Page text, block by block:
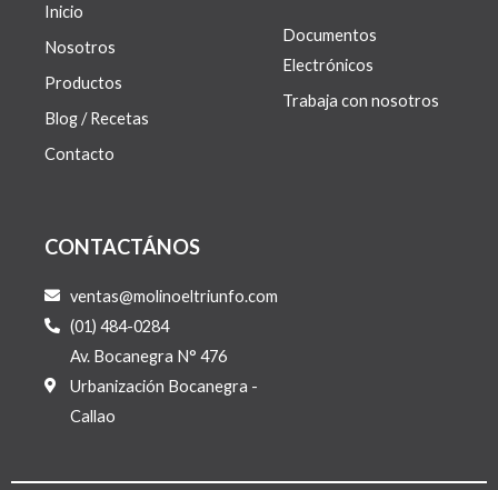
Inicio
Nosotros
Productos
Blog / Recetas
Contacto
Documentos
Electrónicos
Trabaja con nosotros
CONTACTÁNOS
ventas@molinoeltriunfo.com
(01) 484-0284
Av. Bocanegra N° 476
Urbanización Bocanegra -
Callao